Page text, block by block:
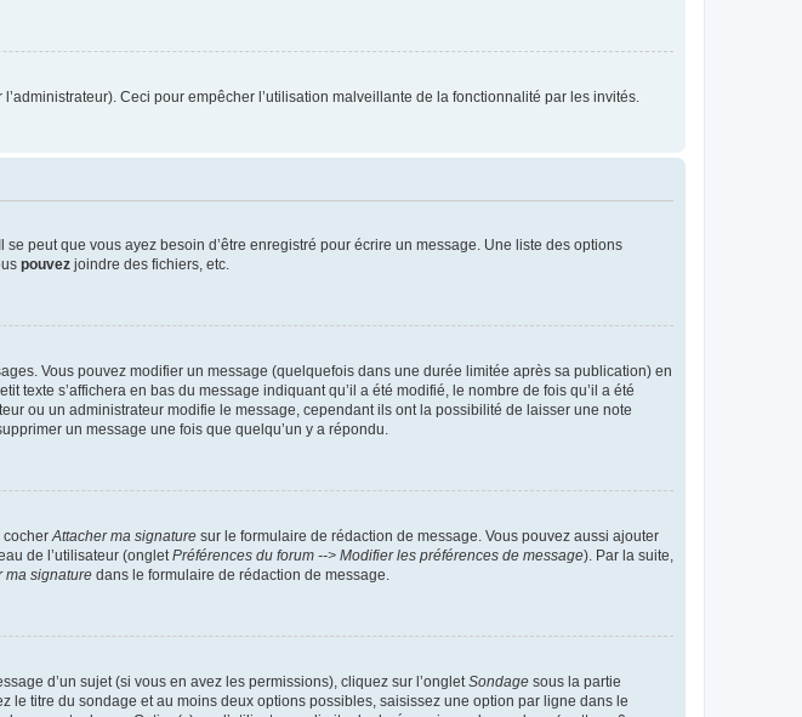
Ceci pour empêcher l’utilisation malveillante de la fonctionnalité par les invités.
peut que vous ayez besoin d’être enregistré pour écrire un message. Une liste des options
pouvez joindre des fichiers, etc.
Vous pouvez modifier un message (quelquefois dans une durée limitée après sa publication) en
texte s’affichera en bas du message indiquant qu’il a été modifié, le nombre de fois qu’il a été
ou un administrateur modifie le message, cependant ils ont la possibilité de laisser une note
un message une fois que quelqu’un y a répondu.
cocherAttacher ma signature sur le formulaire de rédaction de message. Vous pouvez aussi ajouter
de l’utilisateur (ongletPréférences du forum --> Modifier les préférences de message). Par la suite,
ma signature dans le formulaire de rédaction de message.
d’un sujet (si vous en avez les permissions), cliquez sur l’ongletSondage sous la partie
le titre du sondage et au moins deux options possibles, saisissez une option par ligne dans le